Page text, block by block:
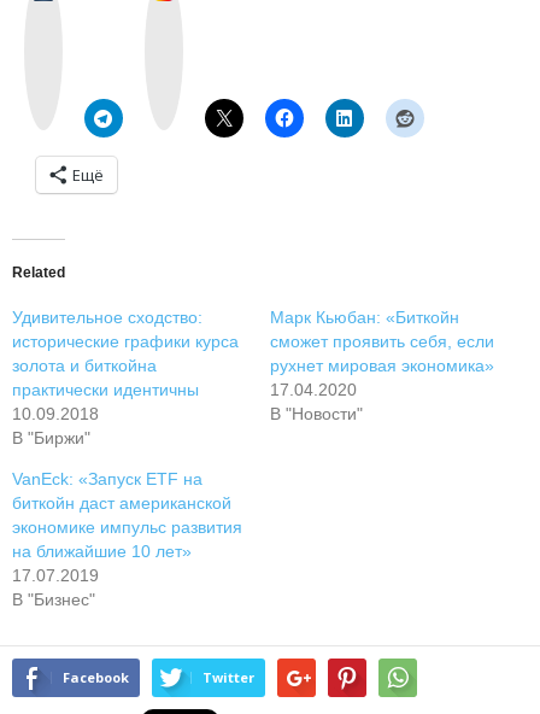
Ещё
Related
Удивительное сходство:
исторические графики курса
золота и биткойна
практически идентичны
10.09.2018
В "Биржи"
Марк Кьюбан: «Биткойн
сможет проявить себя, если
рухнет мировая экономика»
17.04.2020
В "Новости"
VanEck: «Запуск ETF на
биткойн даст американской
экономике импульс развития
на ближайшие 10 лет»
17.07.2019
В "Бизнес"
Facebook Twitter